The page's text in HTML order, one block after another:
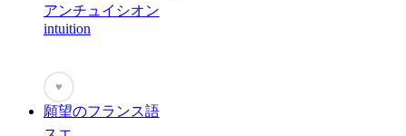
アンチュイシオン
intuition
♥
願望のフランス語